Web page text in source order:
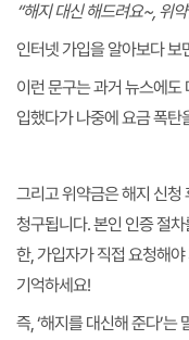
“해지 대신 해드려요~, 위
인터넷 가입을 알아보다 보
이런 문구는 과거 뉴스에도
입했다가 나중에 요금 폭탄
그리고 위약금은 해지 신청
청구됩니다. 본인 인증 절
한, 가입자가 직접 요청해
기억하세요!
즉, ‘해지를 대신해 준다’